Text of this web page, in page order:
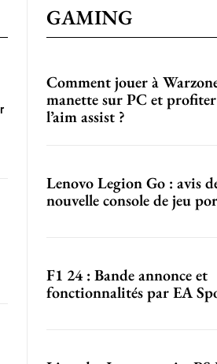
GAMING
Comment jouer à
manette sur PC et
l’aim assist ?
Lenovo Legion Go : avis
nouvelle console de jeu
F1 24 : Bande annonce et
fonctionnalités par EA